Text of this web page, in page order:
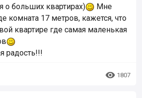
о больших квартирах)
Мне
комната 17 метров, кажется, что
квартире где самая маленькая
радость!!!
 1807